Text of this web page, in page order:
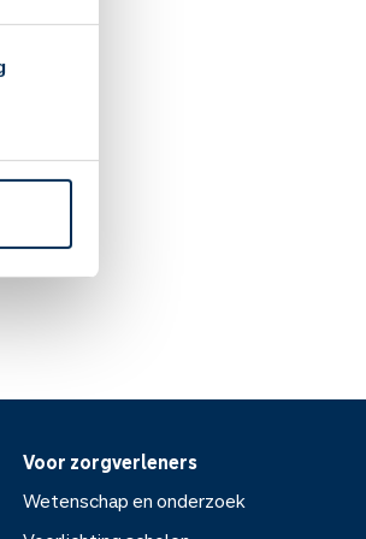
Voor zorgverleners
Wetenschap en onderzoek